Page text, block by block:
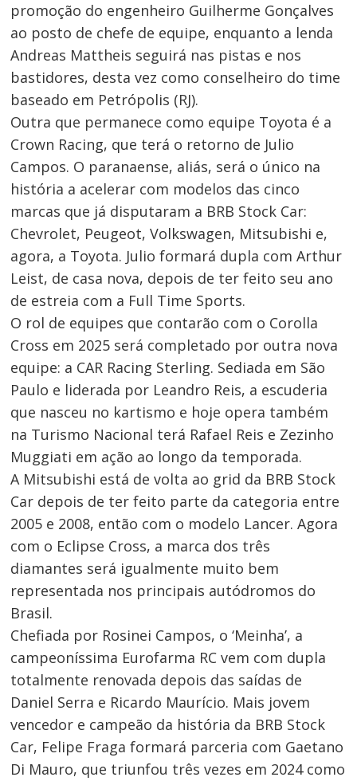
promoção do engenheiro Guilherme Gonçalves
ao posto de chefe de equipe, enquanto a lenda
Andreas Mattheis seguirá nas pistas e nos
bastidores, desta vez como conselheiro do time
baseado em Petrópolis (RJ).
Outra que permanece como equipe Toyota é a
Crown Racing, que terá o retorno de Julio
Campos. O paranaense, aliás, será o único na
história a acelerar com modelos das cinco
marcas que já disputaram a BRB Stock Car:
Chevrolet, Peugeot, Volkswagen, Mitsubishi e,
agora, a Toyota. Julio formará dupla com Arthur
Leist, de casa nova, depois de ter feito seu ano
de estreia com a Full Time Sports.
O rol de equipes que contarão com o Corolla
Cross em 2025 será completado por outra nova
equipe: a CAR Racing Sterling. Sediada em São
Paulo e liderada por Leandro Reis, a escuderia
que nasceu no kartismo e hoje opera também
na Turismo Nacional terá Rafael Reis e Zezinho
Muggiati em ação ao longo da temporada.
A Mitsubishi está de volta ao grid da BRB Stock
Car depois de ter feito parte da categoria entre
2005 e 2008, então com o modelo Lancer. Agora
com o Eclipse Cross, a marca dos três
diamantes será igualmente muito bem
representada nos principais autódromos do
Brasil.
Chefiada por Rosinei Campos, o ‘Meinha’, a
campeoníssima Eurofarma RC vem com dupla
totalmente renovada depois das saídas de
Daniel Serra e Ricardo Maurício. Mais jovem
vencedor e campeão da história da BRB Stock
Car, Felipe Fraga formará parceria com Gaetano
Di Mauro, que triunfou três vezes em 2024 como